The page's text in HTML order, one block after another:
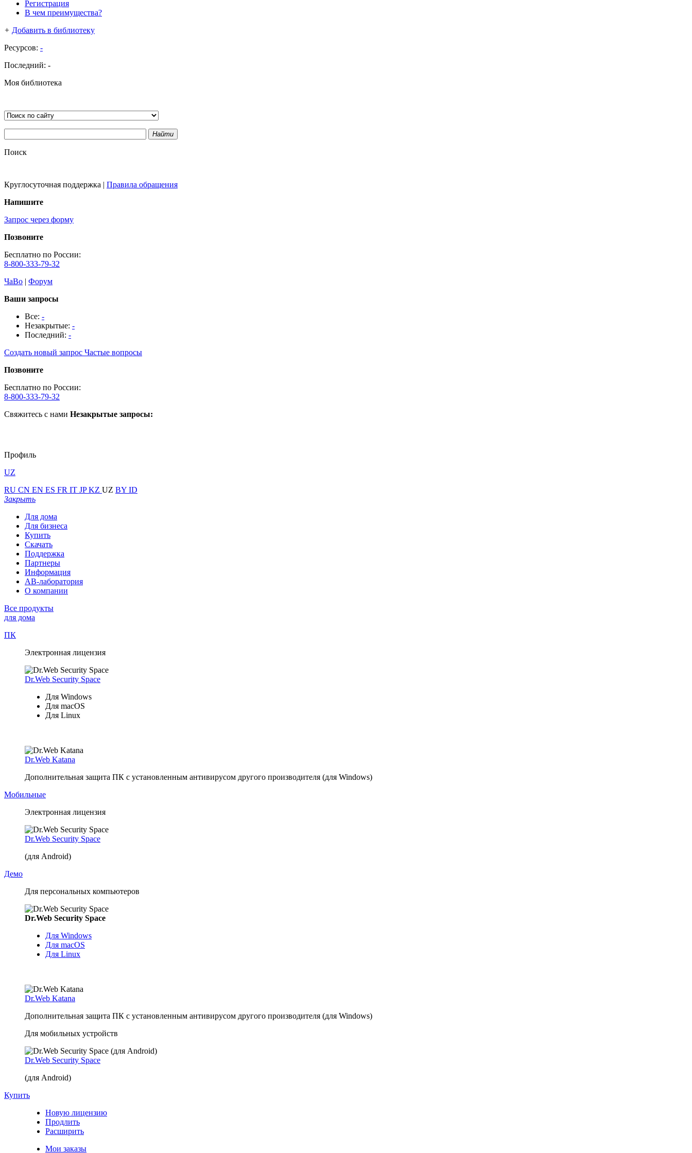
Регистрация
В чем преимущества?
+ Добавить в библиотеку
Ресурсов: -
Последний: -
Моя библиотека
Найти
Поиск
Круглосуточная поддержка | Правила обращения
Напишите
Запрос через форму
Позвоните
Бесплатно по России:
8-800-333-79-32
ЧаВо | Форум
Ваши запросы
Все: -
Незакрытые: -
Последний: -
Создать новый запрос Частые вопросы
Позвоните
Бесплатно по России:
8-800-333-79-32
Свяжитесь с нами Незакрытые запросы:
Профиль
UZ
RU CN EN ES FR IT JPKZ UZ BY ID
Закрыть
Для дома
Для бизнеса
Купить
Скачать
Поддержка
Партнеры
Информация
АВ-лаборатория
О компании
Все продукты
для дома
ПК
Электронная лицензия
Dr.Web Security Space
Для Windows
Для macOS
Для Linux
Dr.Web Katana
Дополнительная защита ПК с установленным антивирусом другого производителя (для Windows)
Мобильные
Электронная лицензия
Dr.Web Security Space
(для Android)
Демо
Для персональных компьютеров
Dr.Web Security Space
Для Windows
Для macOS
Для Linux
Dr.Web Katana
Дополнительная защита ПК с установленным антивирусом другого производителя (для Windows)
Для мобильных устройств
Dr.Web Security Space
(для Android)
Купить
Новую лицензию
Продлить
Расширить
Мои заказы